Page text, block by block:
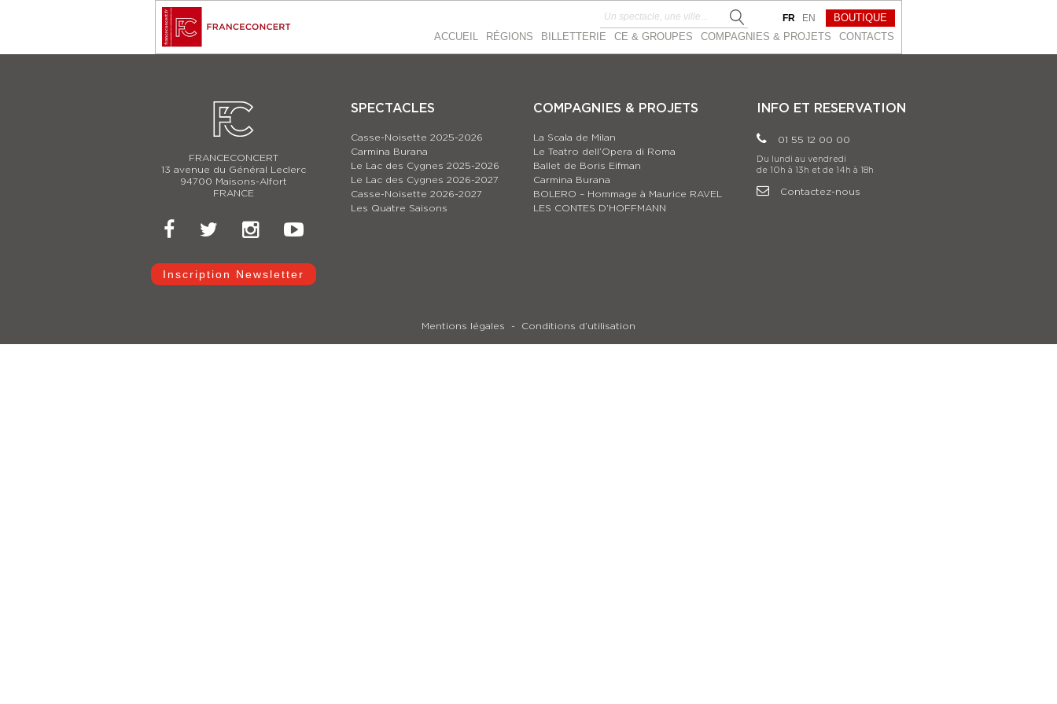
ACCUEIL RÉGIONS BILLETTERIE CE & GROUPES COMPAGNIES & PROJETS CONTACTS
FR EN BOUTIQUE
FRANCECONCERT
13 avenue du Général Leclerc
94700 Maisons-Alfort
FRANCE
Inscription Newsletter
SPECTACLES
Casse-Noisette 2025-2026
Carmina Burana
Le Lac des Cygnes 2025-2026
Le Lac des Cygnes 2026-2027
Casse-Noisette 2026-2027
Les Quatre Saisons
COMPAGNIES & PROJETS
La Scala de Milan
Le Teatro dell’Opera di Roma
Ballet de Boris Eifman
Carmina Burana
BOLERO – Hommage à Maurice RAVEL
LES CONTES D’HOFFMANN
INFO ET RESERVATION
01 55 12 00 00
Du lundi au vendredi
de 10h à 13h et de 14h à 18h
Contactez-nous
Mentions légales Conditions d’utilisation